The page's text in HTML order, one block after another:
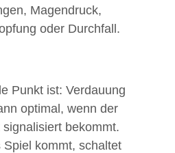
Magendruck,
oder Durchfall.
Punkt ist: Verdauung
optimal, wenn der
bekommt.
kommt, schaltet